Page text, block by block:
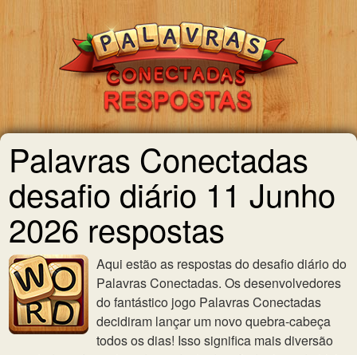
Palavras Conectadas
desafio diário 11 Junho
2026 respostas
Aqui estão as respostas do desafio diário do
Palavras Conectadas. Os desenvolvedores
do fantástico jogo Palavras Conectadas
decidiram lançar um novo quebra-cabeça
todos os dias! Isso significa mais diversão